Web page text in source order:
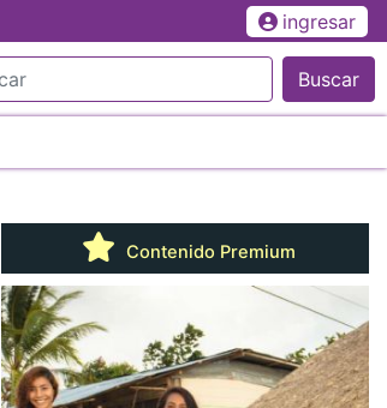
ingresar
Buscar
Contenido Premium